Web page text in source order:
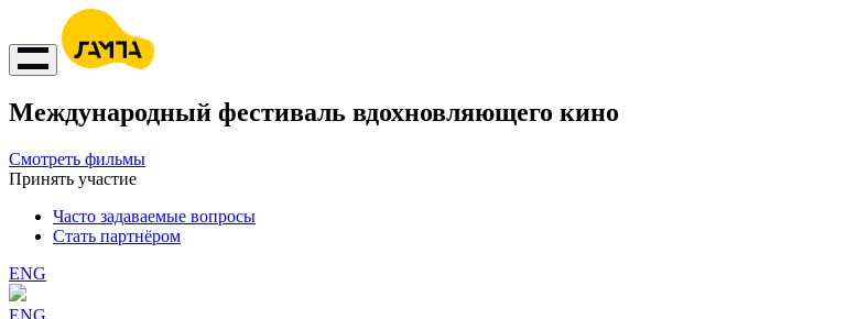
Международный фестиваль вдохновляющего кино
Смотреть фильмы
Принять участие
Часто задаваемые вопросы
Стать партнёром
ENG
ENG